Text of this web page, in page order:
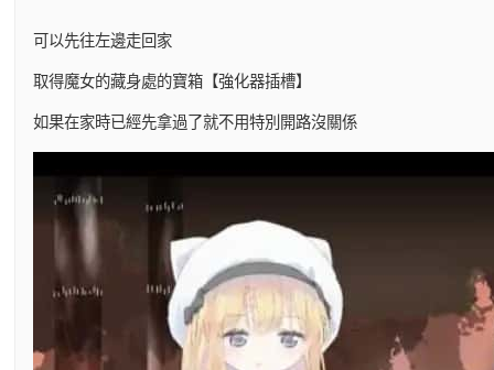
可以先往左邊走回家
取得魔女的藏身處的寶箱【強化器插槽】
如果在家時已經先拿過了就不用特別開路沒關係